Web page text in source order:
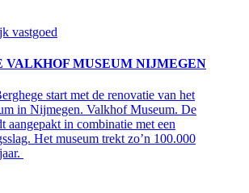
vastgoed
VALKHOF MUSEUM NIJMEGEN
start met de renovatie van het
in Nijmegen. Valkhof Museum. De
aangepakt in combinatie met een
Het museum trekt zo’n 100.000